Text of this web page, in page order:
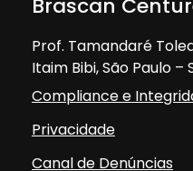
Brascan
Prof. Tamandaré
Itaim Bibi, São Paulo –
Compliance e
Privacidade
Canal de Denúncias